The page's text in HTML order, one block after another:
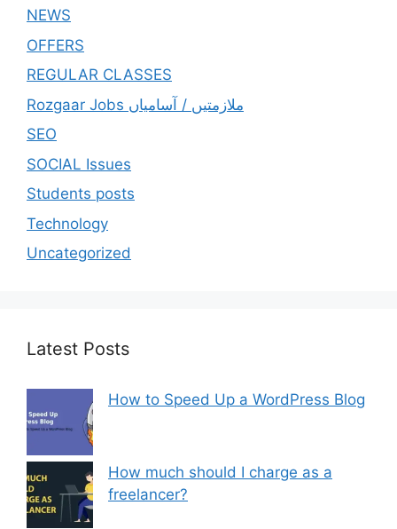
NEWS
OFFERS
REGULAR CLASSES
Rozgaar Jobs ملازمتيں / آسامياں
SEO
SOCIAL Issues
Students posts
Technology
Uncategorized
Latest Posts
How to Speed Up a WordPress Blog
How much should I charge as a
freelancer?